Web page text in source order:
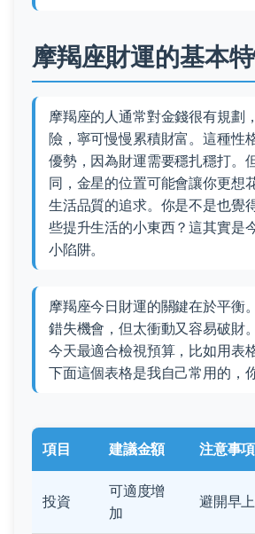
摩羯座財運的基本
摩羯座的人通常對金錢很有規劃
險，寧可慢慢累積財富。這種性
優勢，因為財運需要穩扎穩打。
同，金星的位置可能會讓你更想
生活品質的追求。你是不是也覺
些提升生活的小東西？這其實是
小陷阱。
摩羯座今日財運的關鍵在於平衡
錯失機會，但太衝動又容易破財
今天最適合檢視預算，比如用表
下面這個表格是我自己常用的，
項目 建議金額 注意事項
投資
可適度增
加
避開早